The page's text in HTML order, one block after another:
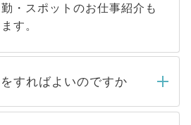
・スポットのお仕事紹介も
す。
すればよいのですか
ましたら、弊社担当者がご